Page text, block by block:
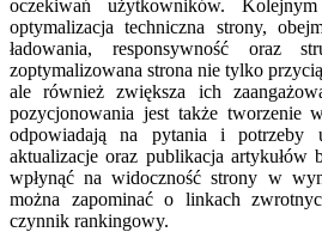
oczekiwań użytkowników.
optymalizacja techniczna strony,
ładowania, responsywność oraz
zoptymalizowana strona nie tylko
ale również zwiększa ich
pozycjonowania jest także tworzenie
odpowiadają na pytania i potrzeby
aktualizacje oraz publikacja artykułów
wpłynąć na widoczność strony w
można zapominać o linkach
czynnik rankingowy.